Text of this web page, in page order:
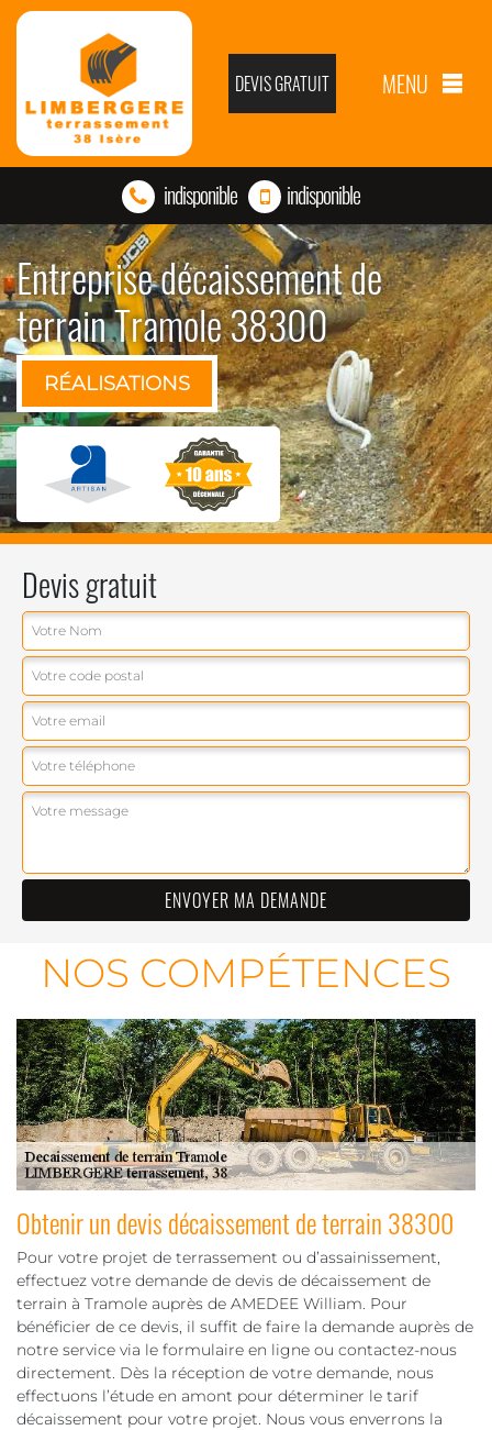
DEVIS GRATUIT MENU
indisponible indisponible
Entreprise décaissement de
terrain Tramole 38300
RÉALISATIONS
Devis gratuit
NOS COMPÉTENCES
Obtenir un devis décaissement de terrain 38300
Pour votre projet de terrassement ou d’assainissement,
effectuez votre demande de devis de décaissement de
terrain à Tramole auprès de AMEDEE William. Pour
bénéficier de ce devis, il suffit de faire la demande auprès de
notre service via le formulaire en ligne ou contactez-nous
directement. Dès la réception de votre demande, nous
effectuons l’étude en amont pour déterminer le tarif
décaissement pour votre projet. Nous vous enverrons la